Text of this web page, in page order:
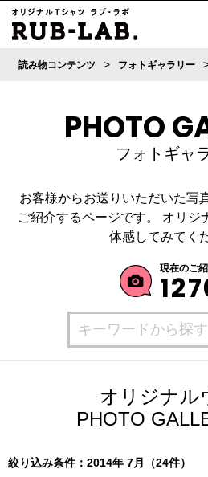
読み物コンテンツ > フォトギャラリー
PHOTO
フォトギャ
お客様からお送りいただいた写
ご紹介するページです。
オリジ
体感してみてく
現在のご
オリジナル
PHOTO
絞り込み条件：2014年 7月（24件）